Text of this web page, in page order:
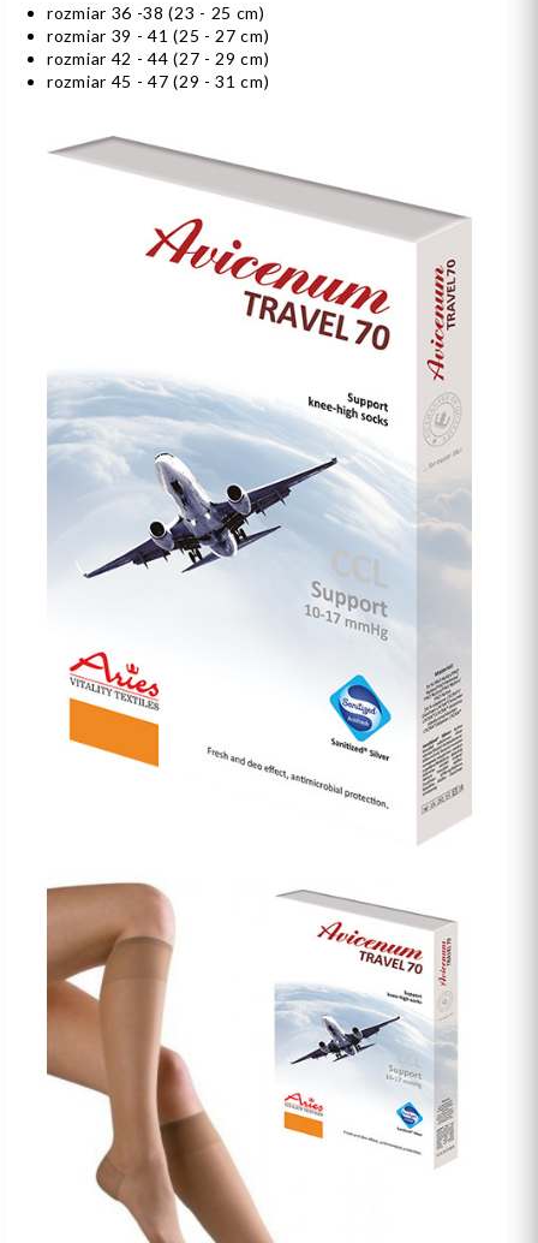
rozmiar 36 -38 (23 - 25 cm)
rozmiar 39 - 41 (25 - 27 cm)
rozmiar 42 - 44 (27 - 29 cm)
rozmiar 45 - 47 (29 - 31 cm)